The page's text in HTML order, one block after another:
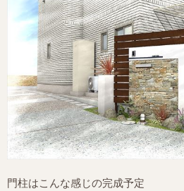
門柱はこんな感じの完成予定